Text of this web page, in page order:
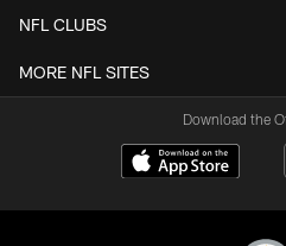
NFL CLUBS
MORE NFL SITES
Download the